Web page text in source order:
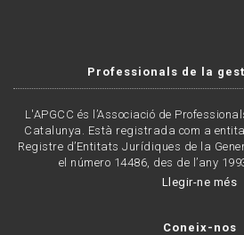
Professionals de la
L'APGCC és l’Associació de
Catalunya. Està registrada com a
Registre d’Entitats Jurídiques de la
el número 14486, des de l’any
Llegir-ne més
Coneix-nos